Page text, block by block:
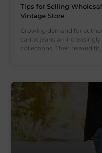
Tips for Selling
Vintage Store
Growing demand for
carrot jeans an
collections. Their relaxed fit,